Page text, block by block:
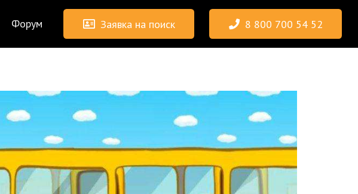
Форум Заявка на поиск 8 800 700 54 52